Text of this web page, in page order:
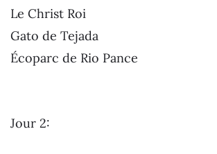
Le Christ Roi
Gato de Tejada
Écoparc de Rio Pance
Jour 2: